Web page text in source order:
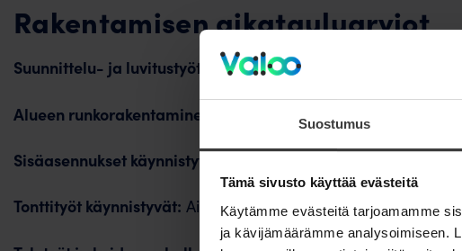
Suostumus
Tämä sivusto käyttää evästeitä
Käytämme evästeitä tarjoamamme
ja kävijämäärämme analysoimiseen.
Rakentamisen aikatauluarviot
Suunnittelu- ja luvitustyöt käynnistyvät:
Alueen runkorakentaminen käynnistyy: Aikataulu tarkentuu
Sisäasennukset käynnistyvät:
Tonttityöt käynnistyvät: Aikataulu tarkentuu